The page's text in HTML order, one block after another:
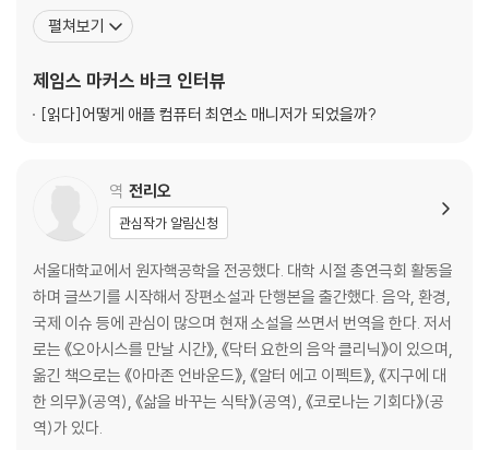
1. 적극적인 탐색
3. 인지적 요령
4. 지식을 유발하는 지식
8. 아이디어 비교
9. 다른 사람들의 생각
10. 언어와 그림
11. 시스템 사고
본격 가동 : 휴리스틱, 그리고 중요한 비결
선생님이 없다고 해서 두려워하지 마라
chapter 05 마음의 반란
tory), 로런스리버모어 국립연구소(Lawrence Livermore Natio
nal Laboratory), 나사(NASA)의 제트추진연구소(Jet Propulsio
펼쳐보기
제임스 마커스 바크 인터뷰
[읽다]어떻게 애플 컴퓨터 최연소 매니저가 되었을까?
역 전리오
관심작가 알림신청
서울대학교에서 원자핵공학을 전공했다. 대학 시절 총연극회 활동을
하며 글쓰기를 시작해서 장편소설과 단행본을 출간했다. 음악, 환경,
국제 이슈 등에 관심이 많으며 현재 소설을 쓰면서 번역을 한다. 저서
로는 《오아시스를 만날 시간》, 《닥터 요한의 음악 클리닉》이 있으며,
옮긴 책으로는 《아마존 언바운드》, 《알터 에고 이펙트》, 《지구에 대
한 의무》(공역), 《삶을 바꾸는 식탁》(공역), 《코로나는 기회다》(공
역)가 있다.